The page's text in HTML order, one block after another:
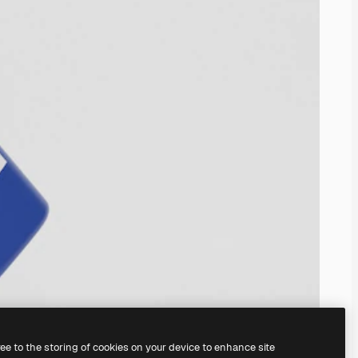
to the storing of cookies on your device to enhance site